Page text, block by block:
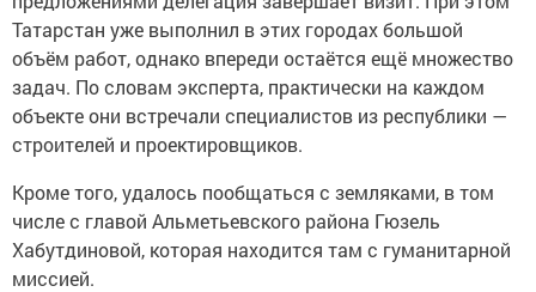
Татарстан уже выполнил в этих городах большой
объём работ, однако впереди остаётся ещё множество
задач. По словам эксперта, практически на каждом
объекте они встречали специалистов из республики —
строителей и проектировщиков.
Кроме того, удалось пообщаться с земляками, в том
числе с главой Альметьевского района Гюзель
Хабутдиновой, которая находится там с гуманитарной
миссией.